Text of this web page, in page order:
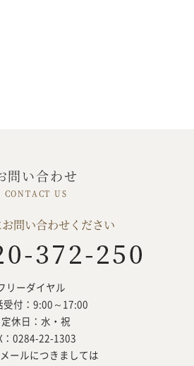
問い合わせ
問い合わせください
リーダイヤル
受付：9:00～17:00
定休日：水・祝
：0284-22-1303
ールにつきましては